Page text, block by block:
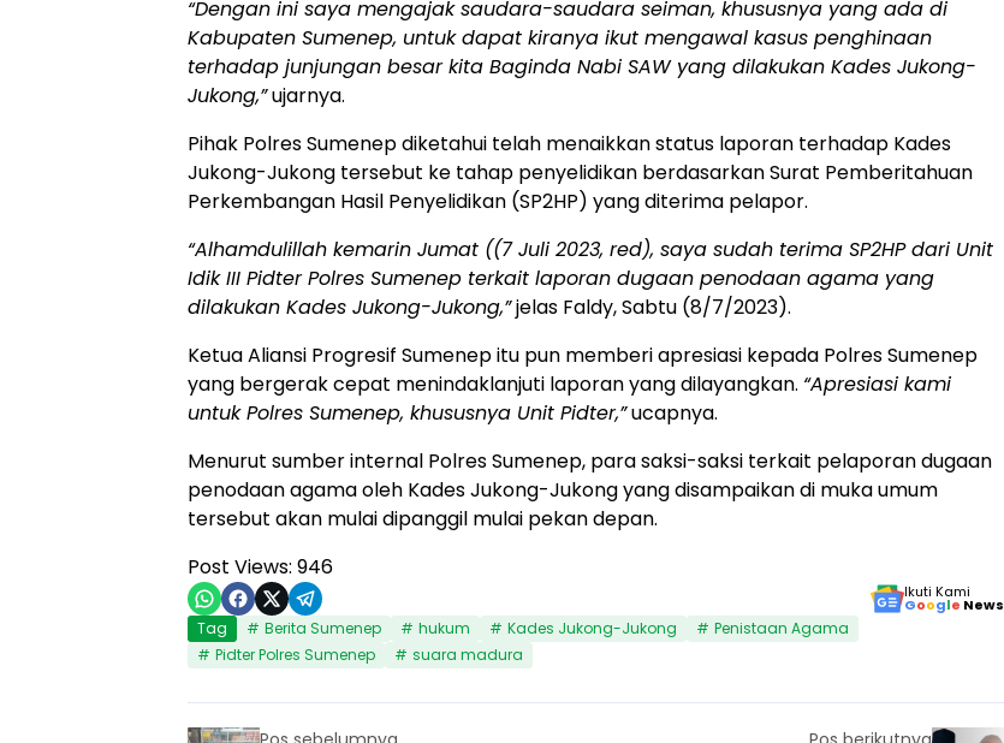
“Dengan ini saya mengajak saudara-saudara seiman, khususnya yang ada di
Kabupaten Sumenep, untuk dapat kiranya ikut mengawal kasus penghinaan
terhadap junjungan besar kita Baginda Nabi SAW yang dilakukan Kades Jukong-
Jukong,”ujarnya.
Pihak Polres Sumenep diketahui telah menaikkan status laporan terhadap Kades
Jukong-Jukong tersebut ke tahap penyelidikan berdasarkan Surat Pemberitahuan
Perkembangan Hasil Penyelidikan (SP2HP) yang diterima pelapor.
“Alhamdulillah kemarin Jumat ((7 Juli 2023, red), saya sudah terima SP2HP dari Unit
Idik III Pidter Polres Sumenep terkait laporan dugaan penodaan agama yang
dilakukan Kades Jukong-Jukong,”jelas Faldy, Sabtu (8/7/2023).
Ketua Aliansi Progresif Sumenep itu pun memberi apresiasi kepada Polres Sumenep
yang bergerak cepat menindaklanjuti laporan yang dilayangkan. “Apresiasi kami
untuk Polres Sumenep, khususnya Unit Pidter,”ucapnya.
Menurut sumber internal Polres Sumenep, para saksi-saksi terkait pelaporan dugaan
penodaan agama oleh Kades Jukong-Jukong yang disampaikan di muka umum
tersebut akan mulai dipanggil mulai pekan depan.
Post Views: 946
Ikuti Kami
Google News
Tag Berita Sumenep hukum Kades Jukong-Jukong
Penistaan Agama
Pidter Polres Sumenep
suara madura